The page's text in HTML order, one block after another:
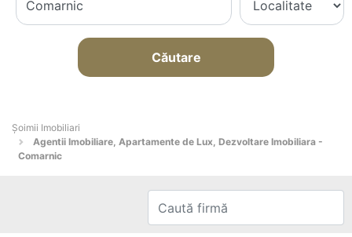
Căutare
Șoimii Imobiliari
Agentii Imobiliare, Apartamente de Lux, Dezvoltare Imobiliara -
Comarnic